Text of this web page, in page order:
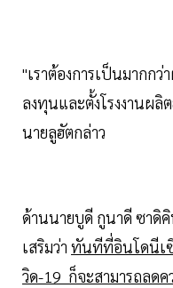
"เราต้องการเป็นมากกว่
ลงทุนและตั้งโรงงานผลิ
นายลูฮัตกล่าว
ด้านนายบูดี กูนาดี ซาดิ
เสริมว่า ทันทีที่อินโดนีเ
วิด-19 ก็จะสามารถลดค